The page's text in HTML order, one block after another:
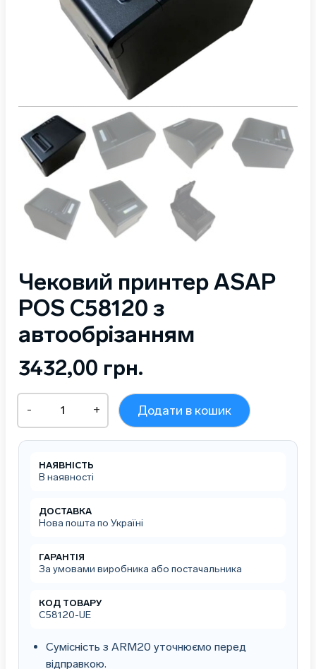
Чековий принтер ASAP
POS C58120 з
автообрізанням
3432,00 грн.
Чековий
принтер
ASAP
POS
автообрізанням
- + Додати в кошик
НАЯВНІСТЬ
В наявності
ДОСТАВКА
Нова пошта по Україні
ГАРАНТІЯ
За умовами виробника або постачальника
КОД ТОВАРУ
C58120-UE
Сумісність з ARM20 уточнюємо перед
відправкою.